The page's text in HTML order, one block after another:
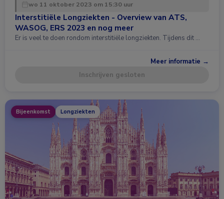
wo 11 oktober 2023 om 15:30 uur
Interstitiële Longziekten - Overview van ATS,
WASOG, ERS 2023 en nog meer
Er is veel te doen rondom interstitiële longziekten. Tijdens dit …
Meer informatie →
Inschrijven gesloten
Bijeenkomst Longziekten